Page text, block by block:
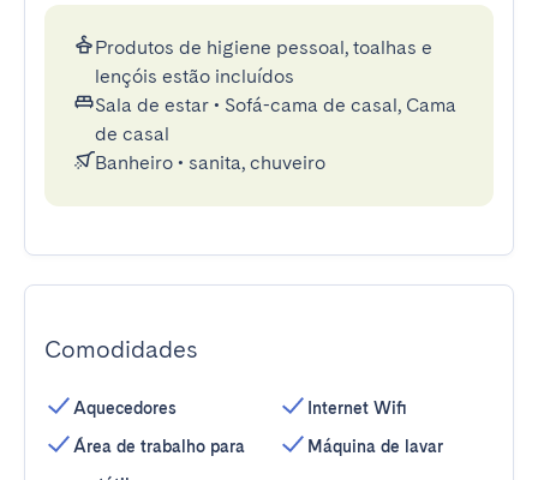
Produtos de higiene pessoal, toalhas e
lençóis estão incluídos
Sala de estar • Sofá-cama de casal, Cama
de casal
Banheiro • sanita, chuveiro
Comodidades
Aquecedores
Área de trabalho para
Internet Wifi
Máquina de lavar